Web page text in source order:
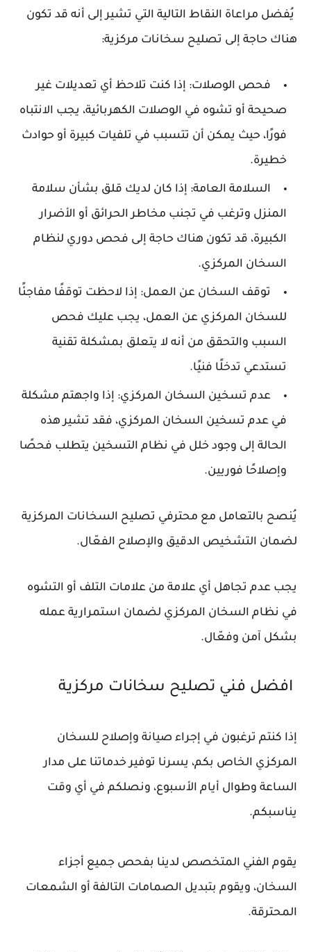
يُفضل مراعاة النقاط التالية التي تشير إلى أنه قد تكون
هناك حاجة إلى تصليح سخانات مركزية:
فحص الوصلات: إذا كنت تلاحظ أي تعديلات غير
صحيحة أو تشوه في الوصلات الكهربائية، يجب الانتباه
فورًا، حيث يمكن أن تتسبب في تلفيات كبيرة أو حوادث
خطيرة.
السلامة العامة: إذا كان لديك قلق بشأن سلامة
المنزل وترغب في تجنب مخاطر الحرائق أو الأضرار
الكبيرة، قد تكون هناك حاجة إلى فحص دوري لنظام
السخان المركزي.
توقف السخان عن العمل: إذا لاحظت توقفًا مفاجئًا
للسخان المركزي عن العمل، يجب عليك فحص
السبب والتحقق من أنه لا يتعلق بمشكلة تقنية
تستدعي تدخلًا فنيًا.
عدم تسخين السخان المركزي: إذا واجهتم مشكلة
في عدم تسخين السخان المركزي، فقد تشير هذه
الحالة إلى وجود خلل في نظام التسخين يتطلب فحصًا
وإصلاحًا فوريين.
يُنصح بالتعامل مع محترفي تصليح السخانات المركزية
لضمان التشخيص الدقيق والإصلاح الفعّال.
يجب عدم تجاهل أي علامة من علامات التلف أو التشوه
في نظام السخان المركزي لضمان استمرارية عمله
بشكل آمن وفعّال.
افضل فني تصليح سخانات مركزية
إذا كنتم ترغبون في إجراء صيانة وإصلاح للسخان
المركزي الخاص بكم، يسرنا توفير خدماتنا على مدار
الساعة وطوال أيام الأسبوع، ونصلكم في أي وقت
يناسبكم.
يقوم الفني المتخصص لدينا بفحص جميع أجزاء
السخان، ويقوم بتبديل الصمامات التالفة أو الشمعات
المحترقة.